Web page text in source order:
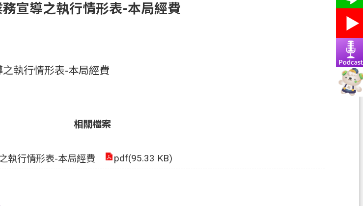
宣導之執行情形表-本局經費
執行情形表-本局經費
相關檔案
執行情形表-本局經費
pdf(95.33 KB)